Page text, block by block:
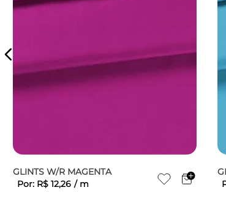
GLINTS W/R MAGENTA
Por: R$ 12,26 / m